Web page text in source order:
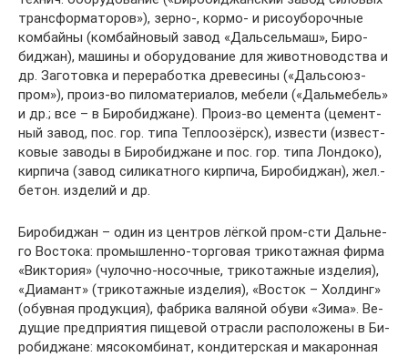
транс­фор­ма­то­ров»), зер­но-, кор­мо- и ри­со­убо­роч­ные
ком­бай­ны (ком­бай­но­вый за­вод «Даль­сель­маш», Би­ро­
бид­жан), ма­ши­ны и обо­ру­до­ва­ние для жи­вот­но­вод­ст­ва и
др. За­го­тов­ка и пе­ре­ра­бот­ка дре­ве­си­ны («Даль­со­юз­
пром»), про­из-­во пи­ло­ма­те­риа­лов, ме­бе­ли («Даль­ме­бель»
и др.; все – в Би­ро­бид­жа­не). Про­из-во це­мен­та (це­мент­
ный за­вод, пос. гор. ти­па Те­п­ло­озёрск), из­вес­ти (из­вест­
ко­вые за­во­ды в Би­ро­бид­жа­не и пос. гор. ти­па Лон­до­ко),
кир­пи­ча (за­вод си­ли­кат­но­го кир­пи­ча, Би­ро­бид­жан), жел.-
бе­тон. из­де­лий и др.
Би­ро­бид­жан – один из цен­тров лёг­кой пром-сти Даль­не­
го Вос­то­ка: про­мыш­лен­но-тор­го­вая три­ко­таж­ная фир­ма
«Вик­то­рия» (чу­лоч­но-но­соч­ные, три­ко­таж­ные из­де­лия),
«Диа­мант» (три­ко­таж­ные из­де­лия), «Вос­ток – Хол­динг»
(обув­ная про­дук­ция), фаб­ри­ка ва­ля­ной обу­ви «Зи­ма». Ве­
ду­щие пред­при­ятия пи­ще­вой от­рас­ли рас­по­ло­же­ны в Би­
ро­бид­жа­не: мя­со­ком­би­нат, кон­ди­тер­ская и ма­ка­рон­ная